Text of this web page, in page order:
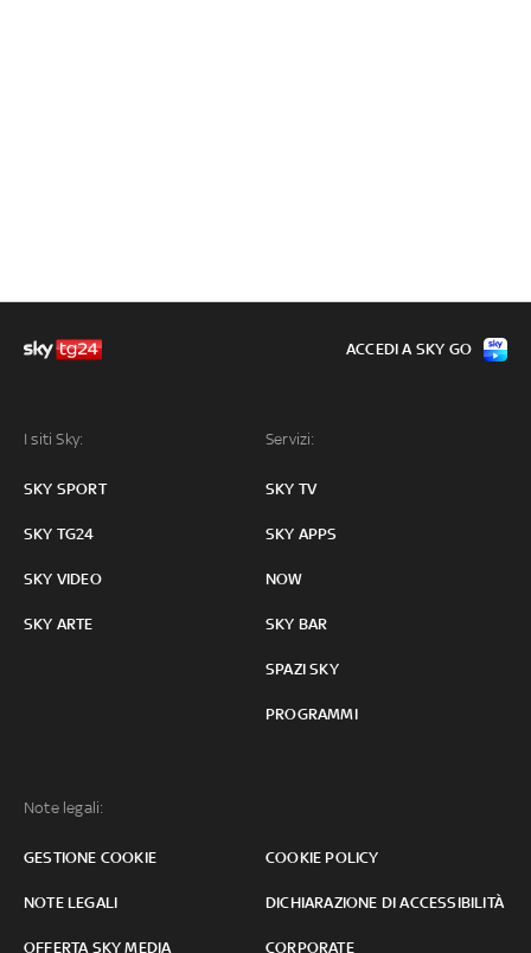
I siti Sky:
SKY SPORT
SKY TG24
SKY VIDEO
SKY ARTE
Servizi:
SKY TV
SKY APPS
NOW
SKY BAR
SPAZI SKY
PROGRAMMI
Note legali:
GESTIONE COOKIE COOKIE POLICY
NOTE LEGALI DICHIARAZIONE DI ACCESSIBILITÀ
OFFERTA SKY MEDIA CORPORATE
ACCEDI A SKY GO